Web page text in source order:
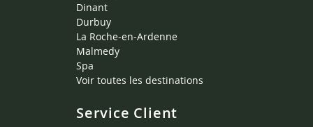
Dinant
Durbuy
La Roche-en-Ardenne
Malmedy
Spa
Voir toutes les destinations
Service Client